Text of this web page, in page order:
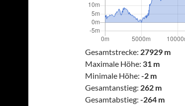
Gesamtstrecke: 27929 m
Maximale Höhe: 31 m
Minimale Höhe: -2 m
Gesamtanstieg: 262 m
Gesamtabstieg: -264 m